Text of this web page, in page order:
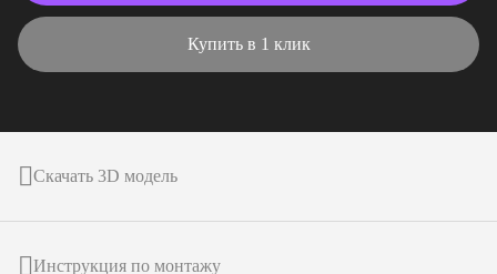
Купить в 1 клик
Скачать 3D модель
Инструкция по монтажу